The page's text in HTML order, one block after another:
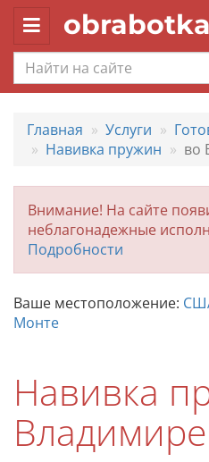
Toggle
navigation
Главная Услуги
Навивка пружин
во
Внимание! На сайте
неблагонадежные
Подробности
Ваше местоположение:
Монте
Навивка
Владимире